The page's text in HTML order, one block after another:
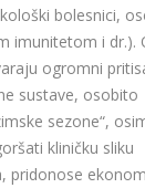
bolesnici,
imunitetom i dr.).
ogromni
sustave, osobito
sezone“,
kliničku sliku
pridonose